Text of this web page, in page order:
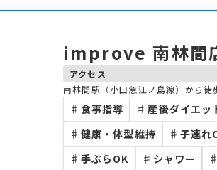
improve 南林間
アクセス
南林間駅（小田急江ノ島線）から徒
♯ 食事指導 ♯ 産後ダイエッ
♯ 健康・体型維持 ♯ 子連れ
♯ 手ぶらOK ♯ シャワー ♯